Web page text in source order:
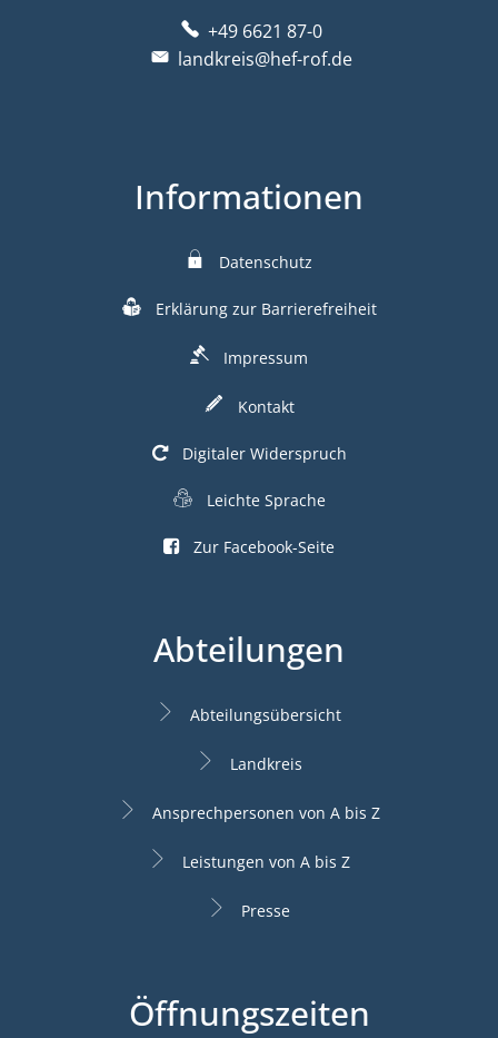
+49 6621 87-0
landkreis@hef-rof.de
Informationen
Datenschutz
Erklärung zur Barrierefreiheit
Impressum
Kontakt
Digitaler Widerspruch
Leichte Sprache
Zur Facebook-Seite
Abteilungen
Abteilungsübersicht
Landkreis
Ansprechpersonen von A bis Z
Leistungen von A bis Z
Presse
Öffnungszeiten